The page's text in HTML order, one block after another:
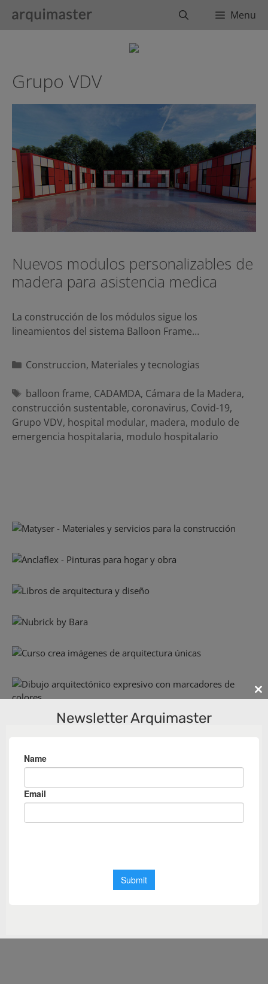
BuscarMenu
Grupo VDV
Nuevos modulos personalizables de
madera para asistencia medica
La construcción de los módulos sigue los
lineamientos del sistema Balloon Frame…
Categorías
Construccion, Materiales y tecnologias
Etiquetas
balloon frame, CADAMDA, Cámara de la Madera,
construcción sustentable, coronavirus, Covid-19,
Grupo VDV, hospital modular, madera, modulo de
emergencia hospitalaria, modulo hospitalario
Newsletter Arquimaster